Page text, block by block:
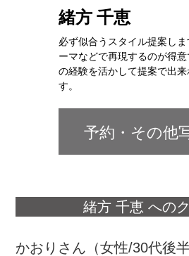
緒方 千恵
必ず似合うスタイル提案し
ーマなどで再現するのが得
の経験を活かして提案で出来
す。
予約・その他
緒方 千恵 への
かおりさん（女性/30代後